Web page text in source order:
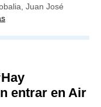
Juan José
entrar en Air